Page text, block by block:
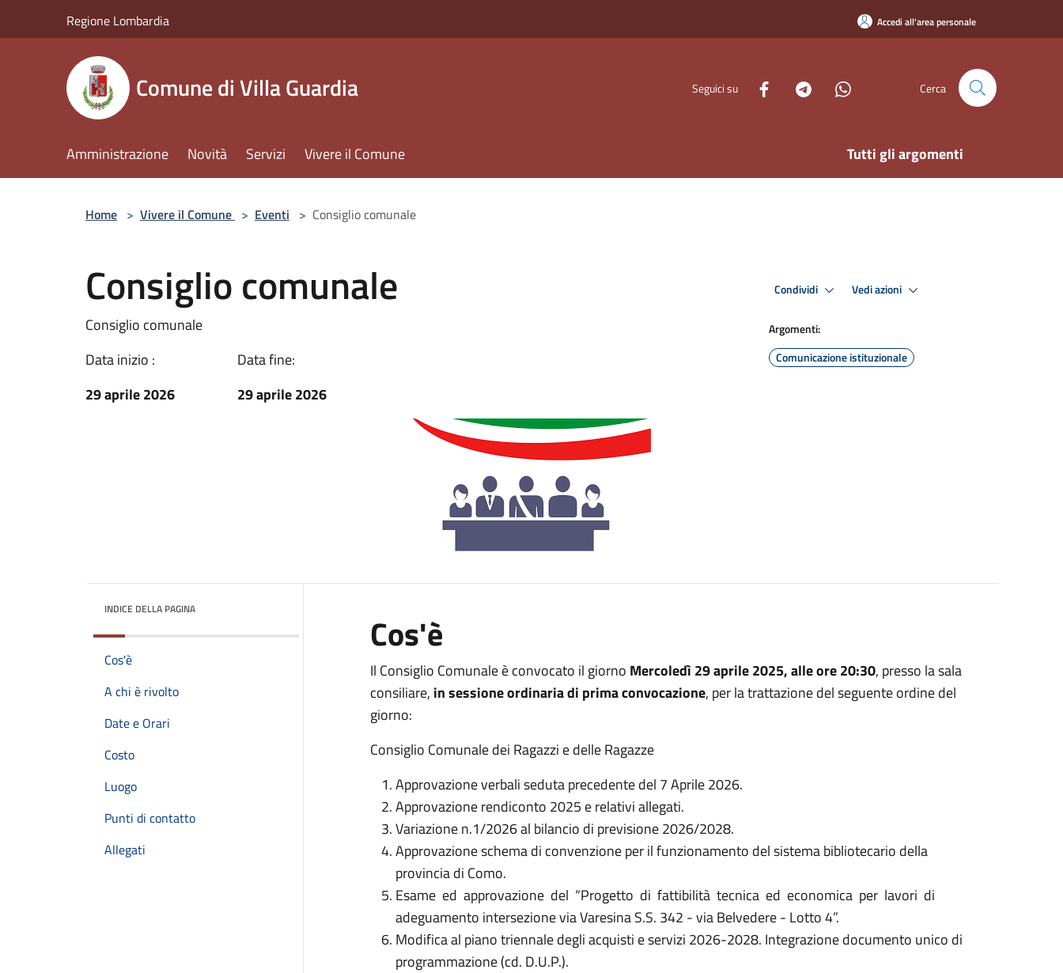
Regione Lombardia Accedi all'area personale
Comune di Villa Guardia Seguici su Cerca
Amministrazione Novità Servizi Vivere il Comune Tutti gli argomenti
Home > Vivere il Comune > Eventi > Consiglio comunale
Consiglio comunale
Consiglio comunale
Data inizio :
29 aprile 2026
Data fine:
29 aprile 2026
Condividi Vedi azioni
Argomenti:
Comunicazione istituzionale
INDICE DELLA PAGINA
Cos'è
A chi è rivolto
Date e Orari
Costo
Luogo
Punti di contatto
Allegati
Cos'è
Il Consiglio Comunale è convocato il giorno Mercoledì 29 aprile 2025, alle ore 20:30, presso la sala
consiliare, in sessione ordinaria di prima convocazione, per la trattazione del seguente ordine del
giorno:
Consiglio Comunale dei Ragazzi e delle Ragazze
Approvazione verbali seduta precedente del 7 Aprile 2026.
Approvazione rendiconto 2025 e relativi allegati.
Variazione n.1/2026 al bilancio di previsione 2026/2028.
Approvazione schema di convenzione per il funzionamento del sistema bibliotecario della
provincia di Como.
Esame ed approvazione del “Progetto di fattibilità tecnica ed economica per lavori di
adeguamento intersezione via Varesina S.S. 342 - via Belvedere - Lotto 4”.
Modifica al piano triennale degli acquisti e servizi 2026-2028. Integrazione documento unico di
programmazione (cd. D.U.P.).